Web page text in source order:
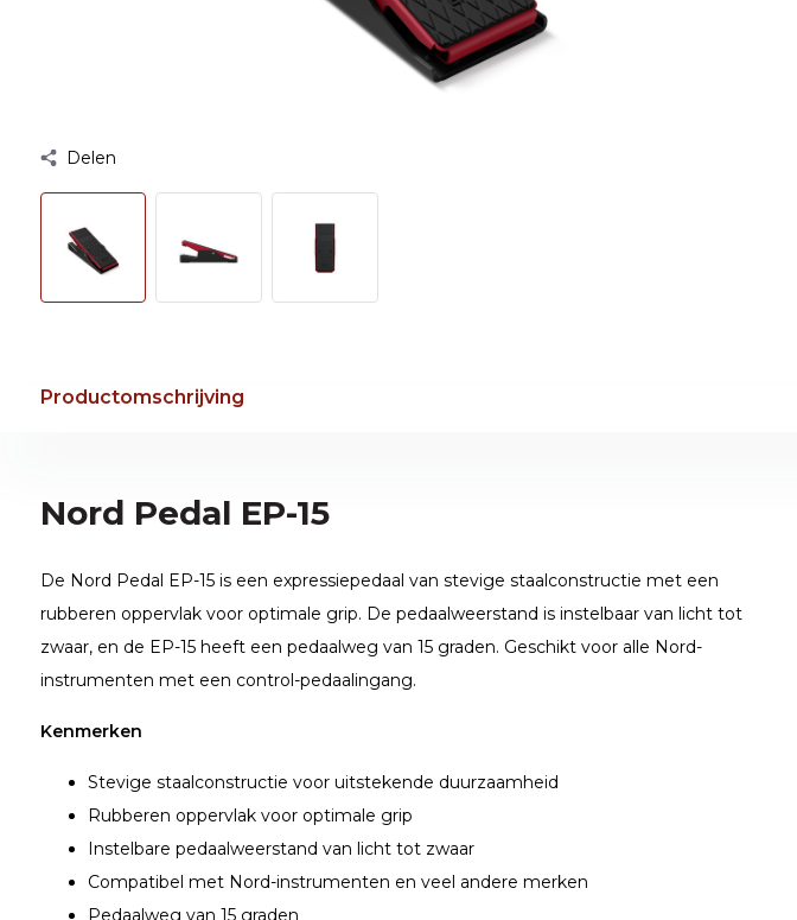
Delen
Productomschrijving
Nord Pedal EP-15
De Nord Pedal EP-15 is een expressiepedaal van stevige staalconstructie met een
rubberen oppervlak voor optimale grip. De pedaalweerstand is instelbaar van licht tot
zwaar, en de EP-15 heeft een pedaalweg van 15 graden. Geschikt voor alle Nord-
instrumenten met een control-pedaalingang.
Kenmerken
Stevige staalconstructie voor uitstekende duurzaamheid
Rubberen oppervlak voor optimale grip
Instelbare pedaalweerstand van licht tot zwaar
Compatibel met Nord-instrumenten en veel andere merken
Pedaalweg van 15 graden